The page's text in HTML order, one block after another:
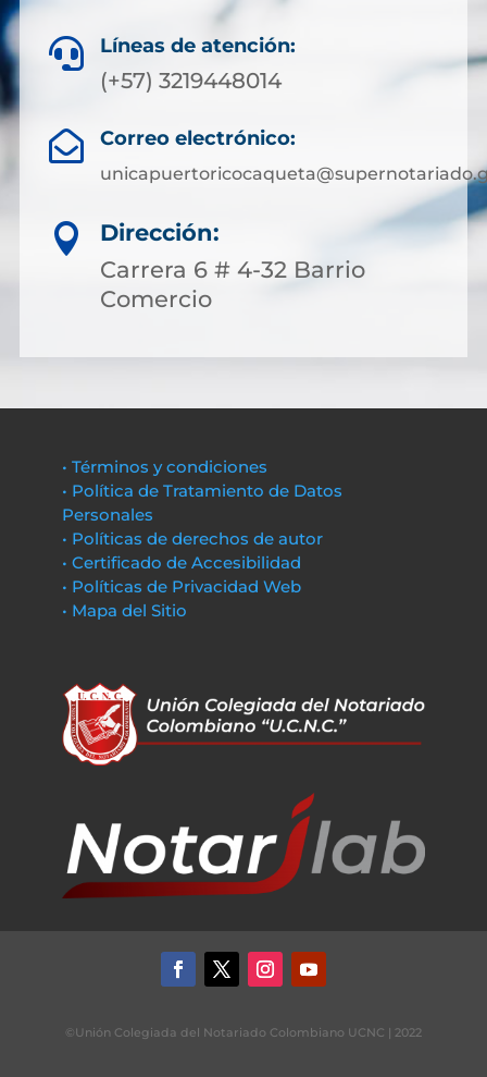
 Líneas de atención:
(+57) 3219448014
 Correo electrónico:

Dirección:
Carrera 6 # 4-32 Barrio
Comercio
• Términos y condiciones
• Política de Tratamiento de Datos
Personales
• Políticas de derechos de autor
• Certificado de Accesibilidad
• Políticas de Privacidad Web
• Mapa del Sitio
©Unión Colegiada del Notariado Colombiano UCNC | 2022